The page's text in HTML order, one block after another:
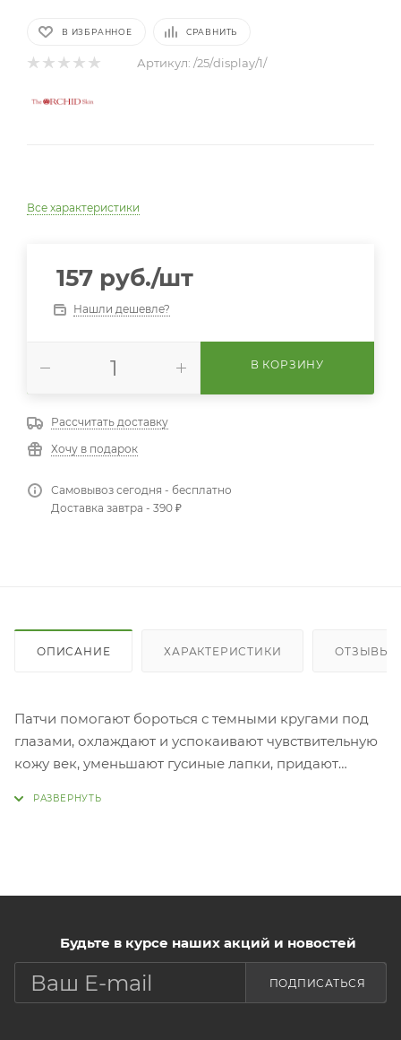
В ИЗБРАННОЕ СРАВНИТЬ
Артикул: /25/display/1/
Все характеристики
157 руб./шт
Нашли дешевле?
В КОРЗИНУ
Рассчитать доставку
Хочу в подарок
Самовывоз сегодня - бесплатно
Доставка завтра - 390 ₽
ОПИСАНИЕ ХАРАКТЕРИСТИКИ ОТЗЫВЫ
Патчи помогают бороться с темными кругами под
глазами, охлаждают и успокаивают чувствительную
кожу век, уменьшают гусиные лапки, придают
оказывают выраженный осветляющий эффект
глазами.
Применение:
патчи из упаковки, приложите к чистой сухой коже
Будьте в курсе наших акций и новостей
ПОДПИСАТЬСЯ